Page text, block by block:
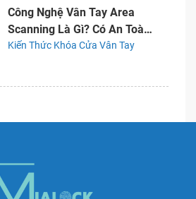
Công Nghệ Vân Tay Area
Scanning Là Gì? Có An Toàn
Không?
Kiến Thức Khóa Cửa Vân Tay